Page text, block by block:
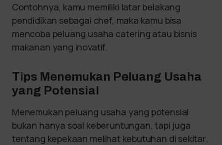
Contohnya, kamu memiliki latar belakang
pendidikan sebagai chef, maka kamu bisa
mencoba peluang usaha catering atau bisnis
makanan yang inovatif.
Tips Menemukan Peluang Usaha
yang Potensial
Menemukan peluang usaha yang potensial
bukan hanya soal keberuntungan, tapi juga
tentang kepekaan melihat kebutuhan di sekitar.